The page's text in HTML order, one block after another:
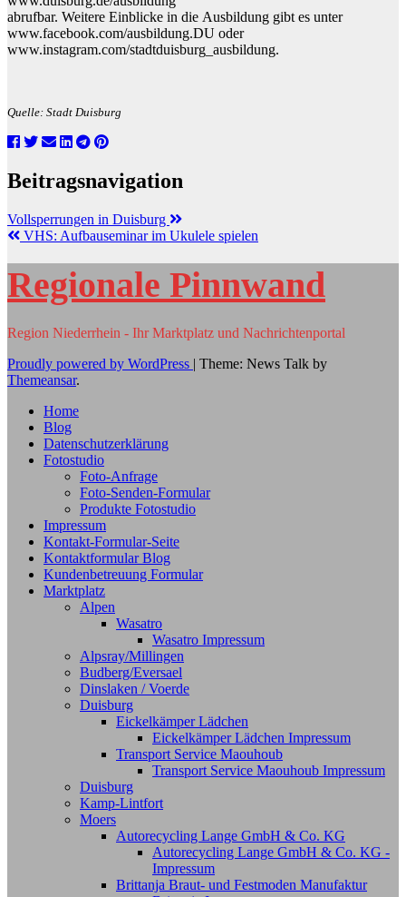
abrufbar. Weitere Einblicke in die Ausbildung gibt es unter
www.facebook.com/ausbildung.DU oder
www.instagram.com/stadtduisburg_ausbildung.
Quelle: Stadt Duisburg
Beitragsnavigation
Vollsperrungen in Duisburg
VHS: Aufbauseminar im Ukulele spielen
Regionale Pinnwand
Region Niederrhein - Ihr Marktplatz und Nachrichtenportal
Proudly powered by WordPress | Theme: News Talk by
Themeansar.
Home
Blog
Datenschutzerklärung
Fotostudio
Foto-Anfrage
Foto-Senden-Formular
Produkte Fotostudio
Impressum
Kontakt-Formular-Seite
Kontaktformular Blog
Kundenbetreuung Formular
Marktplatz
Alpen
Wasatro
Wasatro Impressum
Alpsray/Millingen
Budberg/Eversael
Dinslaken / Voerde
Duisburg
Eickelkämper Lädchen
Eickelkämper Lädchen Impressum
Transport Service Maouhoub
Transport Service Maouhoub Impressum
Duisburg
Kamp-Lintfort
Moers
Autorecycling Lange GmbH & Co. KG
Autorecycling Lange GmbH & Co. KG -
Impressum
Brittanja Braut- und Festmoden Manufaktur